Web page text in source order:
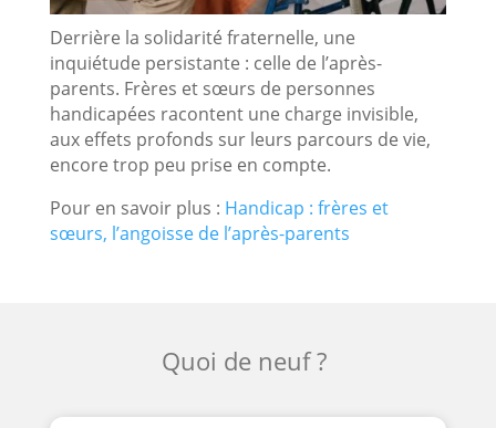
Derrière la solidarité fraternelle, une
inquiétude persistante : celle de l’après-
parents. Frères et sœurs de personnes
handicapées racontent une charge invisible,
aux effets profonds sur leurs parcours de vie,
encore trop peu prise en compte.
Pour en savoir plus : Handicap : frères et
sœurs, l’angoisse de l’après-parents
Quoi de neuf ?